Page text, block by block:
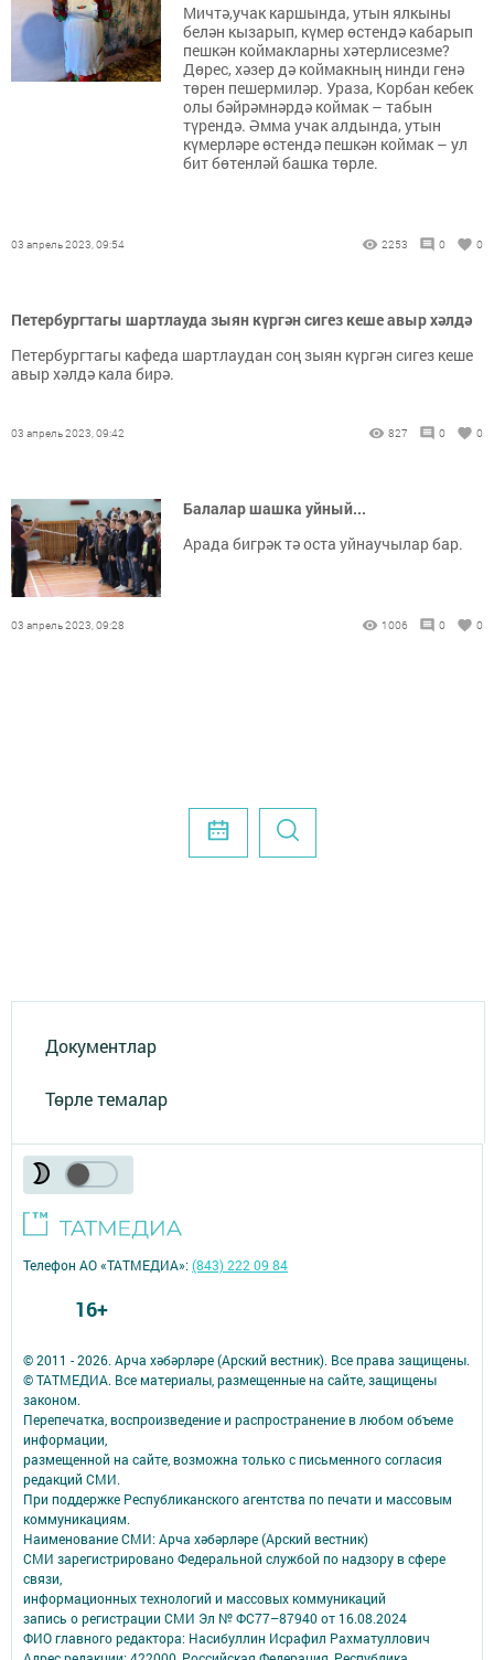
Мичтә,учак каршында, утын ялкыны
белән кызарып, күмер өстендә кабарып
пешкән коймакларны хәтерлисезме?
Дөрес, хәзер дә коймакның нинди генә
төрен пешермиләр. Ураза, Корбан кебек
олы бәйрәмнәрдә коймак – табын
түрендә. Әмма учак алдында, утын
күмерләре өстендә пешкән коймак – ул
бит бөтенләй башка төрле.
03 апрель 2023, 09:54 2253 0 0
Петербургтагы шартлауда зыян күргән сигез кеше авыр хәлдә
Петербургтагы кафеда шартлаудан соң зыян күргән сигез кеше
авыр хәлдә кала бирә.
03 апрель 2023, 09:42 827 0 0
Балалар шашка уйный...
Арада бигрәк тә оста уйнаучылар бар.
03 апрель 2023, 09:28 1006 0 0
Документлар
Төрле темалар
© 2011 - 2026. Арча хәбәрләре (Арский вестник). Все права защищены.
© ТАТМЕДИА. Все материалы, размещенные на сайте, защищены
законом.
Перепечатка, воспроизведение и распространение в любом объеме
информации,
размещенной на сайте, возможна только с письменного согласия
редакций СМИ.
При поддержке Республиканского агентства по печати и массовым
коммуникациям.
Наименование СМИ: Арча хәбәрләре (Арский вестник)
СМИ зарегистрировано Федеральной службой по надзору в сфере
связи,
информационных технологий и массовых коммуникаций
запись о регистрации СМИ Эл № ФС77–87940 от 16.08.2024
ФИО главного редактора: Насибуллин Исрафил Рахматуллович
Телефон АО «ТАТМЕДИА»:(843) 222 09 84
16+